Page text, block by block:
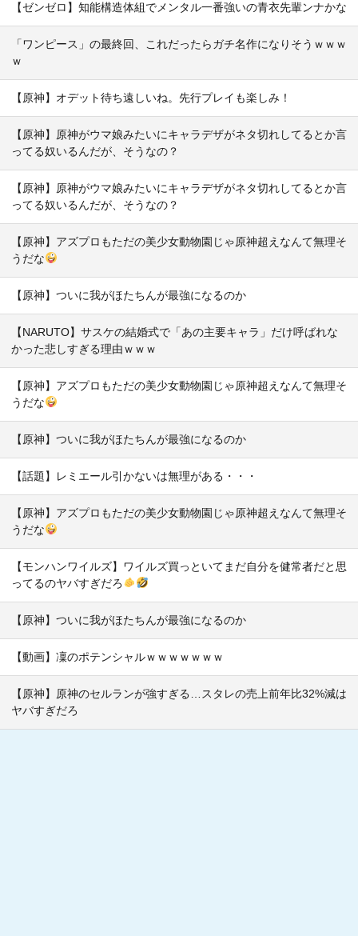
【ゼンゼロ】知能構造体組でメンタル一番強いの青衣先輩ンナかな
「ワンピース」の最終回、これだったらガチ名作になりそうｗｗｗ
ｗ
【原神】オデット待ち遠しいね。先行プレイも楽しみ！
【原神】原神がウマ娘みたいにキャラデザがネタ切れしてるとか言
ってる奴いるんだが、そうなの？
【原神】原神がウマ娘みたいにキャラデザがネタ切れしてるとか言
ってる奴いるんだが、そうなの？
【原神】アズプロもただの美少女動物園じゃ原神超えなんて無理そ
うだな
【原神】ついに我がほたちんが最強になるのか
【NARUTO】サスケの結婚式で「あの主要キャラ」だけ呼ばれな
かった悲しすぎる理由ｗｗｗ
【原神】アズプロもただの美少女動物園じゃ原神超えなんて無理そ
うだな
【原神】ついに我がほたちんが最強になるのか
【話題】レミエール引かないは無理がある・・・
【原神】アズプロもただの美少女動物園じゃ原神超えなんて無理そ
うだな
【モンハンワイルズ】ワイルズ買っといてまだ自分を健常者だと思
ってるのヤバすぎだろ
【原神】ついに我がほたちんが最強になるのか
【動画】凜のポテンシャルｗｗｗｗｗｗｗ
【原神】原神のセルランが強すぎる…スタレの売上前年比32%減は
ヤバすぎだろ